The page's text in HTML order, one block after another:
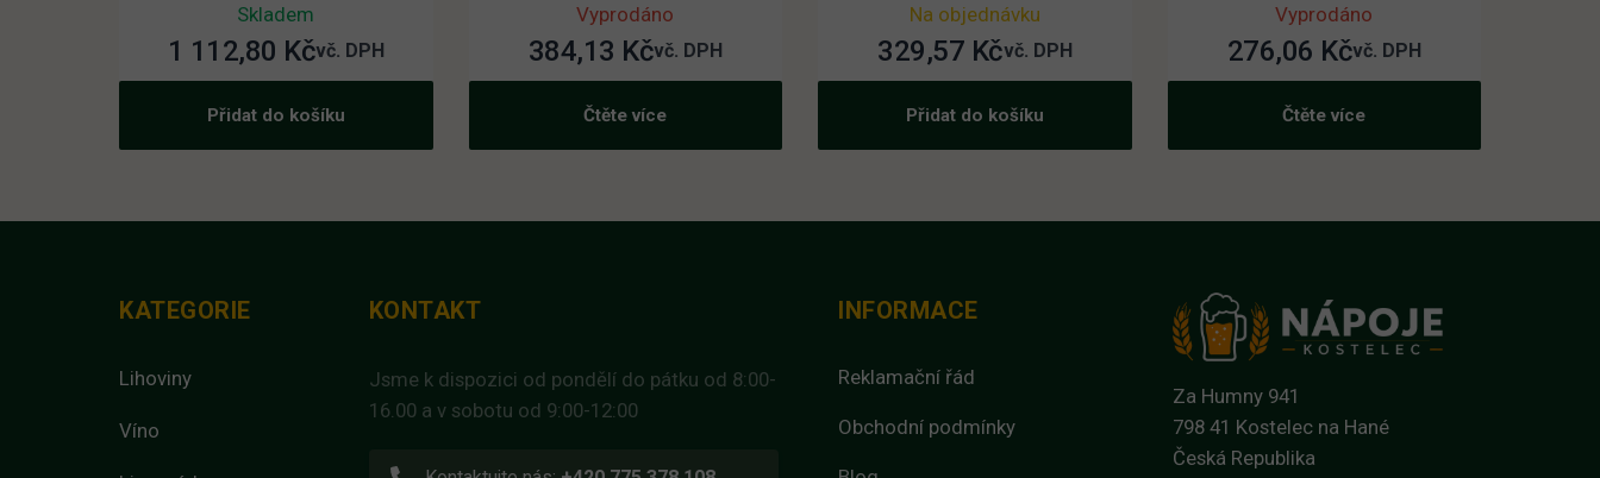
Skladem
1 112,80 Kčvč. DPH
Přidat do košíku
Vyprodáno
384,13 Kčvč. DPH
Čtěte více
Na objednávku
329,57 Kčvč. DPH
Přidat do košíku
Vyprodáno
276,06 Kčvč. DPH
Čtěte více
KATEGORIE
Lihoviny
Víno
KONTAKT
Jsme k dispozici od pondělí do pátku od 8:00-
16.00 a v sobotu od 9:00-12:00
INFORMACE
Reklamační řád
Obchodní podmínky
Za Humny 941
798 41 Kostelec na Hané
Česká Republika